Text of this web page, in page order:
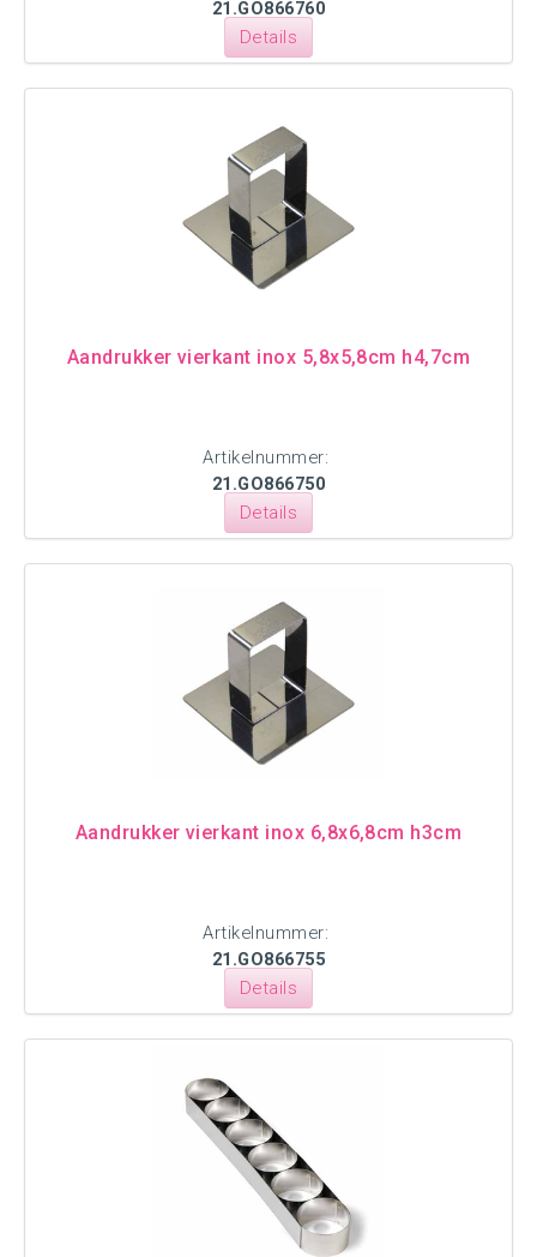
21.GO866760
Details
Aandrukker vierkant inox 5,8x5,8cm h4,7cm
Artikelnummer:
21.GO866750
Details
Aandrukker vierkant inox 6,8x6,8cm h3cm
Artikelnummer:
21.GO866755
Details